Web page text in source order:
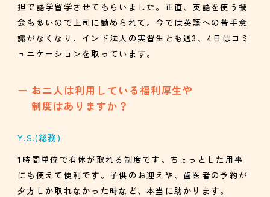
担で語学留学させてもらいました。正直、英語を使う機
会も多いので上司に勧められて。今では英語への苦手意
識がなくなり、インド法人の実習生とも週3、4日はコミ
ュニケーションを取っています。
お二人は利用している福利厚生や
制度はありますか？
Y.S.(総務)
1時間単位で有休が取れる制度です。ちょっとした用事
にも使えて便利です。子供のお迎えや、歯医者の予約が
夕方しか取れなかった時など、本当に助かります。